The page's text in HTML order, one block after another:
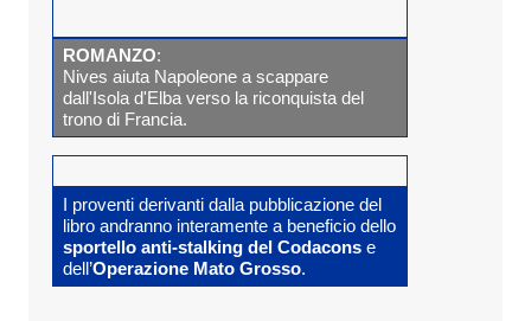
ROMANZO:
Nives aiuta Napoleone a scappare
dall'Isola d'Elba verso la riconquista del
trono di Francia.
I proventi derivanti dalla pubblicazione del
libro andranno interamente a beneficio dello
sportello anti-stalking del Codaconse
dell’Operazione Mato Grosso.